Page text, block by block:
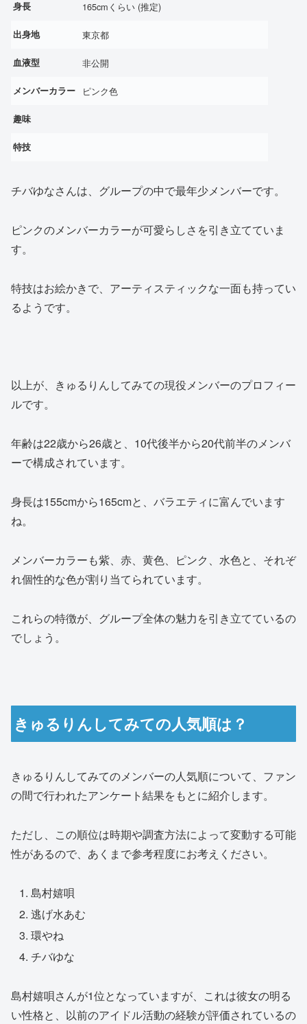
身長 165cmくらい (推定)
出身地 東京都
血液型 非公開
メンバーカラー ピンク色
趣味
特技
チバゆなさんは、グループの中で最年少メンバーです。
ピンクのメンバーカラーが可愛らしさを引き立てていま
す。
特技はお絵かきで、アーティスティックな一面も持ってい
るようです。
以上が、きゅるりんしてみての現役メンバーのプロフィー
ルです。
年齢は22歳から26歳と、10代後半から20代前半のメンバ
ーで構成されています。
身長は155cmから165cmと、バラエティに富んでいます
ね。
メンバーカラーも紫、赤、黄色、ピンク、水色と、それぞ
れ個性的な色が割り当てられています。
これらの特徴が、グループ全体の魅力を引き立てているの
でしょう。
きゅるりんしてみての人気順は？
きゅるりんしてみてのメンバーの人気順について、ファン
の間で行われたアンケート結果をもとに紹介します。
ただし、この順位は時期や調査方法によって変動する可能
性があるので、あくまで参考程度にお考えください。
島村嬉唄
逃げ水あむ
環やね
チバゆな
島村嬉唄さんが1位となっていますが、これは彼女の明る
い性格と、以前のアイドル活動の経験が評価されているの